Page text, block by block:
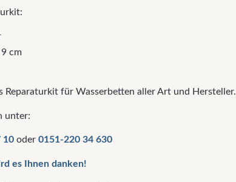
cm
Reparaturkit für Wasserbetten aller Art und Hersteller.
unter:
10 oder0151-220 34 630
es Ihnen danken!